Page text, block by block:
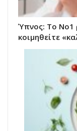
Ύπνος: Το Νο1
κοιμηθείτε